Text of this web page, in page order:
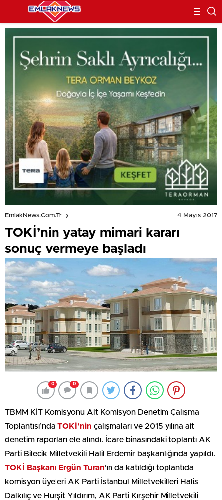
EmlakNews.com.tr 4 Mayıs 2017
TOKİ’nin yatay mimari kararı
sonuç vermeye başladı
0 0
TBMM KİT Komisyonu Alt Komisyon Denetim Çalışma
Toplantısı’nda TOKİ’nin çalışmaları ve 2015 yılına ait
denetim raporları ele alındı. İdare binasındaki toplantı AK
Parti Bilecik Milletvekili Halil Erdemir başkanlığında yapıldı.
TOKİ Başkanı Ergün Turan‘ın da katıldığı toplantıda
komisyon üyeleri AK Parti İstanbul Milletvekilleri Halis
Dalkılıç ve Hurşit Yıldırım, AK Parti Kırşehir Milletvekili